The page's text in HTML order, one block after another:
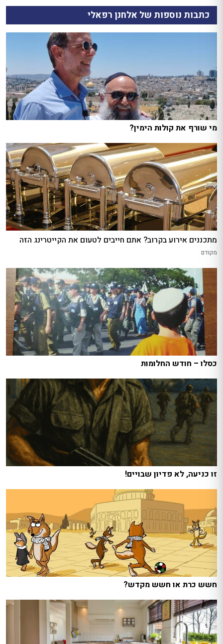
כתבות נוספות של אלחנן רפאלי
מי שורף את קולות הימין?
מתכננים אירוע בקרוב? אתם חייבים לטעום את הקייטרינג הזה
מקודם
כסלו – חודש החלומות
זו כניעה, לא פדיון שבויים!
חשש כרת או חשש מקדש?